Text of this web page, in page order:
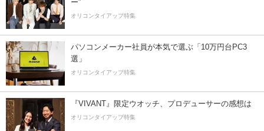
ー”
オリコンタイアップ特集
パソコンメーカー社員が本気で選ぶ「10万円台PC3
選」
オリコンタイアップ特集
『VIVANT』限定ウオッチ、プロデューサーの感想は
オリコンタイアップ特集